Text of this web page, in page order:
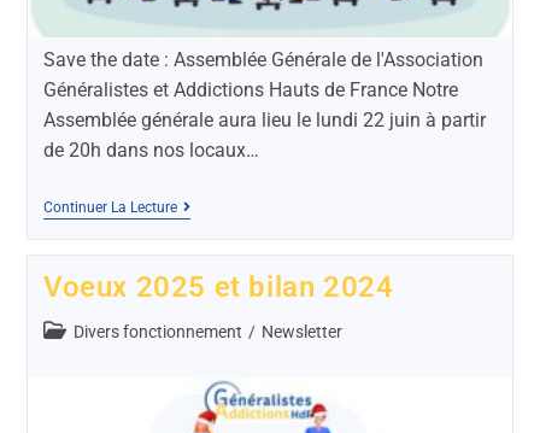
Save the date : Assemblée Générale de l'Association
Généralistes et Addictions Hauts de France Notre
Assemblée générale aura lieu le lundi 22 juin à partir
de 20h dans nos locaux…
Continuer La Lecture
Voeux 2025 et bilan 2024
Divers fonctionnement / Newsletter